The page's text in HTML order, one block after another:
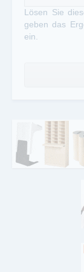
Lösen Sie
geben das
ein.